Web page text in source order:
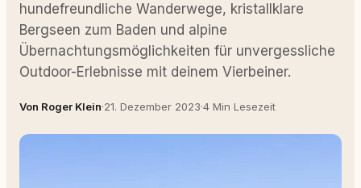
hundefreundliche Wanderwege, kristallklare
Bergseen zum Baden und alpine
Übernachtungsmöglichkeiten für unvergessliche
Outdoor-Erlebnisse mit deinem Vierbeiner.
Von Roger Klein·21. Dezember 2023·4 Min Lesezeit